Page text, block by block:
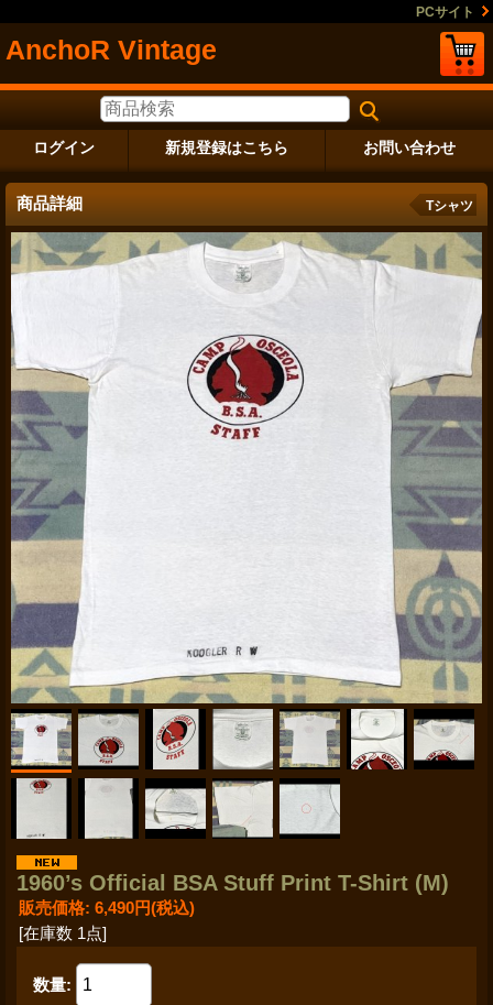
PCサイト
AnchoR Vintage
ログイン 新規登録はこちら お問い合わせ
商品詳細 Tシャツ
1960’s Official BSA Stuff Print T-Shirt (M)
販売価格: 6,490円(税込)
[在庫数 1点]
数量: